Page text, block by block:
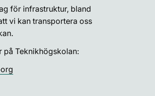
för infrastruktur, bland
vi kan transportera oss
på Teknikhögskolan: